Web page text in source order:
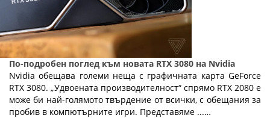
По-подробен поглед към новата RTX 3080 на Nvidia
Nvidia обещава големи неща с графичната карта GeForce
RTX 3080. „Удвоената производителност“ спрямо RTX 2080 е
може би най-голямото твърдение от всички, с обещания за
пробив в компютърните игри. Представяме ...…